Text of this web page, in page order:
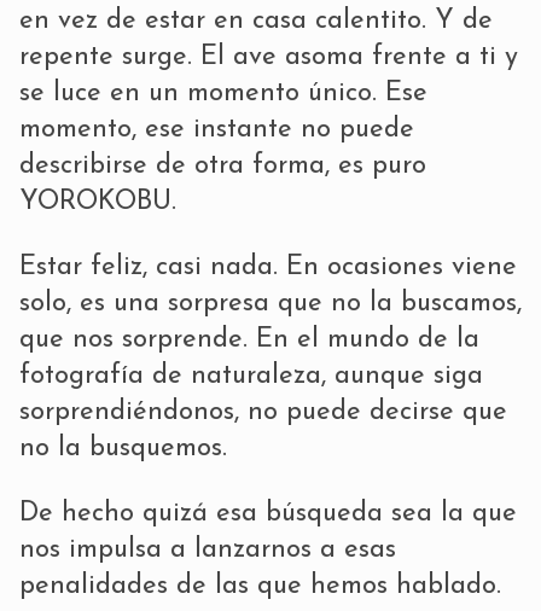
en vez de estar en casa calentito. Y de
repente surge. El ave asoma frente a ti y
se luce en un momento único. Ese
momento, ese instante no puede
describirse de otra forma, es puro
YOROKOBU.
Estar feliz, casi nada. En ocasiones viene
solo, es una sorpresa que no la buscamos,
que nos sorprende. En el mundo de la
fotografía de naturaleza, aunque siga
sorprendiéndonos, no puede decirse que
no la busquemos.
De hecho quizá esa búsqueda sea la que
nos impulsa a lanzarnos a esas
penalidades de las que hemos hablado.